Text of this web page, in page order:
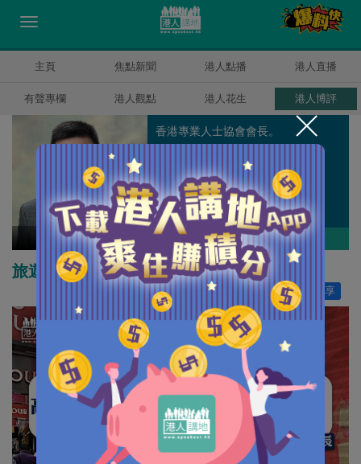
主頁 焦點新聞 港人點播 港人直播
有聲專欄 港人觀點 港人花生 港人博評
陳建強
香港專業人士協會會長。
作者其他博評
旅遊零售業未來挑戰
分享
讚好 0